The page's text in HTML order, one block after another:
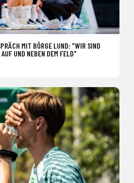
MIT BÖRGE LUND: "WIR SIND
UND NEBEN DEM FELD"